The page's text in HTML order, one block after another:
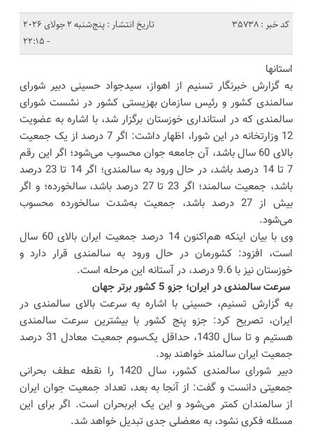
کد خبر : 35738
تاریخ انتشار : پنج‌شنبه 2 جولای 2026
- 22:15
استانها
به گزارش خبرنگار تسنیم از اهواز، سیدجواد حسینی دبیر شورای
سالمندی کشور و رئیس سازمان بهزیستی کشور در نشست شورای
سالمندی که در استانداری خوزستان برگزار شد، با اشاره به عضویت
12 وزارتخانه در این شورا، اظهار داشت: اگر 7 درصد از یک جمعیت
بالای 60 سال باشد، آن جامعه جوان محسوب می‌شود؛ اگر این رقم
7 تا 14 درصد باشد، در حال ورود به سالمندی؛ اگر 14 تا 23 درصد
باشد، جمعیت سالمند؛ اگر 23 تا 27 درصد باشد، سالخورده؛ و اگر
بیش از 27 درصد باشد، جمعیت به‌شدت سالخورده محسوب
می‌شود.
وی با بیان اینکه هم‌اکنون 14 درصد جمعیت ایران بالای 60 سال
است، افزود: کشورمان در حال ورود به سالمندی قرار دارد و
خوزستان نیز با 9.6 درصد، در آستانه این مرحله است.
سرعت سالمندی در ایران؛ جزو 5 کشور برتر جهان
به گزارش تسنیم، حسینی با اشاره به سرعت بالای سالمندی در
ایران، تصریح کرد: جزو پنج کشور با بیشترین سرعت سالمندی
هستیم و تا سال 1430، حداقل یک‌سوم جمعیت معادل 31 درصد
جمعیت ایران سالمند خواهند بود.
دبیر شورای سالمندی کشور، سال 1420 را نقطه عطف بحرانی
جمعیتی دانست و گفت: از آنجا به بعد، تعداد جمعیت جوان ایران
از سالمندان کمتر می‌شود و این یک ابربحران است. اگر برای این
مسئله فکری نشود، به معضلی جدی تبدیل خواهد شد.